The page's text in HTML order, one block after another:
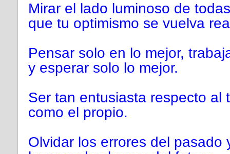
Mirar el lado luminoso de
que tu optimismo se vuelva
Pensar solo en lo mejor,
y esperar solo lo mejor.
Ser tan entusiasta respecto al
como el propio.
Olvidar los errores del pasado